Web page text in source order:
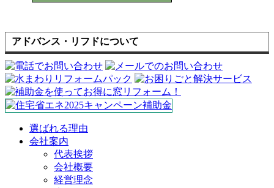
アドバンス・リフドについて
選ばれる理由
会社案内
代表挨拶
会社概要
経営理念